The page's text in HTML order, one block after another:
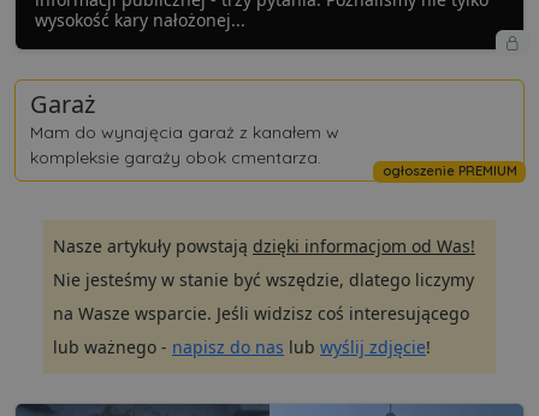
wysokość kary nałożonej...
ogłoszenie PREMIUM
Garaż
Mam do wynajęcia garaż z kanałem w
kompleksie garaży obok cmentarza.
Nasze artykuły powstają dzięki informacjom od Was!
Nie jesteśmy w stanie być wszędzie, dlatego liczymy
na Wasze wsparcie. Jeśli widzisz coś interesującego
lub ważnego - napisz do nas lub wyślij zdjęcie!